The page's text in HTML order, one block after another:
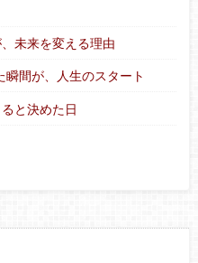
未来を変える理由
瞬間が、人生のスタート
と決めた日